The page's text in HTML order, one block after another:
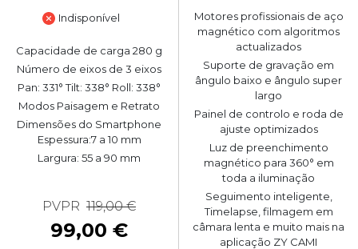
Indisponível
Capacidade de carga 280 g
Número de eixos de 3 eixos
Pan: 331° Tilt: 338° Roll: 338°
Modos Paisagem e Retrato
Dimensões do Smartphone
Espessura:7 a 10 mm
Largura: 55 a 90 mm
PVPR 119,00 €
99,00 €
Motores profissionais de aço
magnético com algoritmos
actualizados
Suporte de gravação em
ângulo baixo e ângulo super
largo
Painel de controlo e roda de
ajuste optimizados
Luz de preenchimento
magnético para 360° em
toda a iluminação
Seguimento inteligente,
Timelapse, filmagem em
câmara lenta e muito mais na
aplicação ZY CAMI